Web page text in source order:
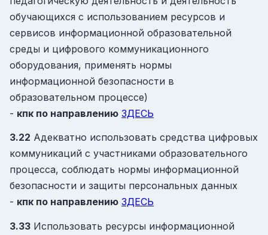
обучающихся с использованием ресурсов и
сервисов информационной образовательной
среды и цифрового коммуникационного
оборудования, применять нормы
информационной безопасности в
образовательном процессе)
- кпк по направлению ЗДЕСЬ
3.22 Адекватно использовать средства цифровых
коммуникаций с участниками образовательного
процесса, соблюдать нормы информационной
безопасности и защиты персональных данных
- кпк по направлению ЗДЕСЬ
3.33 Использовать ресурсы информационной